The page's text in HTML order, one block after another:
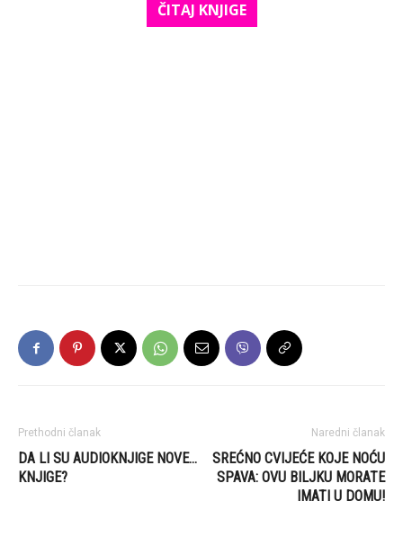
ČITAJ KNJIGE
Prethodni članak
DA LI SU AUDIOKNJIGE NOVE…
KNJIGE?
Naredni članak
SREĆNO CVIJEĆE KOJE NOĆU
SPAVA: OVU BILJKU MORATE
IMATI U DOMU!